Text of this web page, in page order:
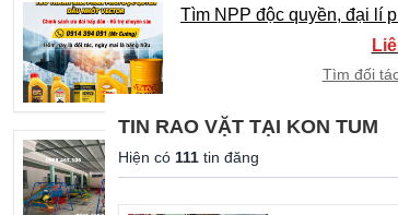
Tìm NPP độc quyền, đại lí
Tìm đối
Xích đu trẻ em 3 chỗ ngồi
1
TIN RAO VẶT TẠI KON TUM
Hiện có 111 tin đăng